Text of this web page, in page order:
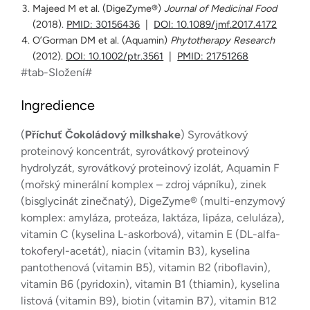
Majeed M et al. (DigeZyme®)Journal of Medicinal Food
(2018). PMID: 30156436
DOI: 10.1089/jmf.2017.4172
O’Gorman DM et al. (Aquamin) Phytotherapy Research
(2012). DOI: 10.1002/ptr.3561 PMID: 21751268
#tab-Složení#
Ingredience
(Příchuť Čokoládový milkshake) Syrovátkový
proteinový koncentrát, syrovátkový proteinový
hydrolyzát, syrovátkový proteinový izolát, Aquamin F
(mořský minerální komplex – zdroj vápníku), zinek
(bisglycinát zinečnatý), DigeZyme® (multi-enzymový
komplex: amyláza, proteáza, laktáza, lipáza, celuláza),
vitamin C (kyselina L-askorbová), vitamin E (DL-alfa-
tokoferyl-acetát), niacin (vitamin B3), kyselina
pantothenová (vitamin B5), vitamin B2 (riboflavin),
vitamin B6 (pyridoxin), vitamin B1 (thiamin), kyselina
listová (vitamin B9), biotin (vitamin B7), vitamin B12